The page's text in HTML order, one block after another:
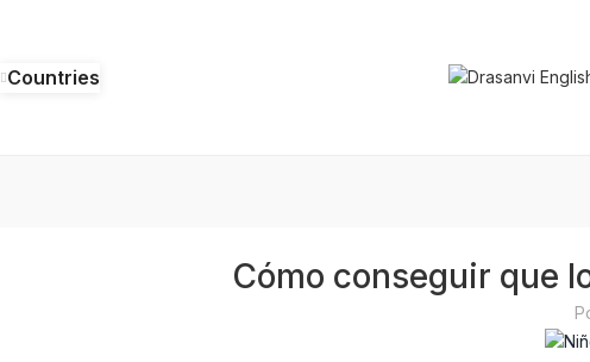
Countries
Cómo conseguir que